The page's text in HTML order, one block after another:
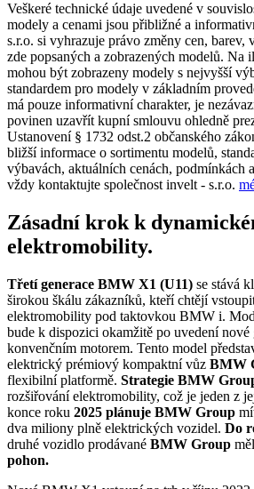
Veškeré technické údaje uvedené v
modely a cenami jsou přibližné a
s.r.o. si vyhrazuje právo změny cen, barev,
zde popsaných a zobrazených modelů. Na
mohou být zobrazeny modely s nejvyšší
standardem pro modely v základním
má pouze informativní charakter, je
povinen uzavřít kupní smlouvu ohledně
Ustanovení § 1732 odst.2 občanského
bližší informace o sortimentu modelů,
výbavách, aktuálních cenách, podmínkách
vždy kontaktujte společnost invelt - s.r.o.
Zásadní krok k
elektromobility.
Třetí generace BMW X1 (U11) se stává
širokou škálu zákazníků, kteří chtějí
elektromobility pod taktovkou BMW i.
bude k dispozici okamžitě po uvedení nové
konvenčním motorem. Tento model
elektrický prémiový kompaktní vůz BMW
flexibilní platformě. Strategie BMW
rozšiřování elektromobility, což je jeden z
konce roku 2025 plánuje BMW Group
dva miliony plně elektrických vozidel. Do
druhé vozidlo prodávané BMW Group
pohon.